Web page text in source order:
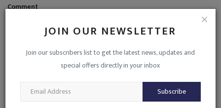
JOIN OUR NEWSLETTER
Join our subscribers list to get the latest news, updates and
special offers directly in your inbox
Subscribe
Comment
Post Comment